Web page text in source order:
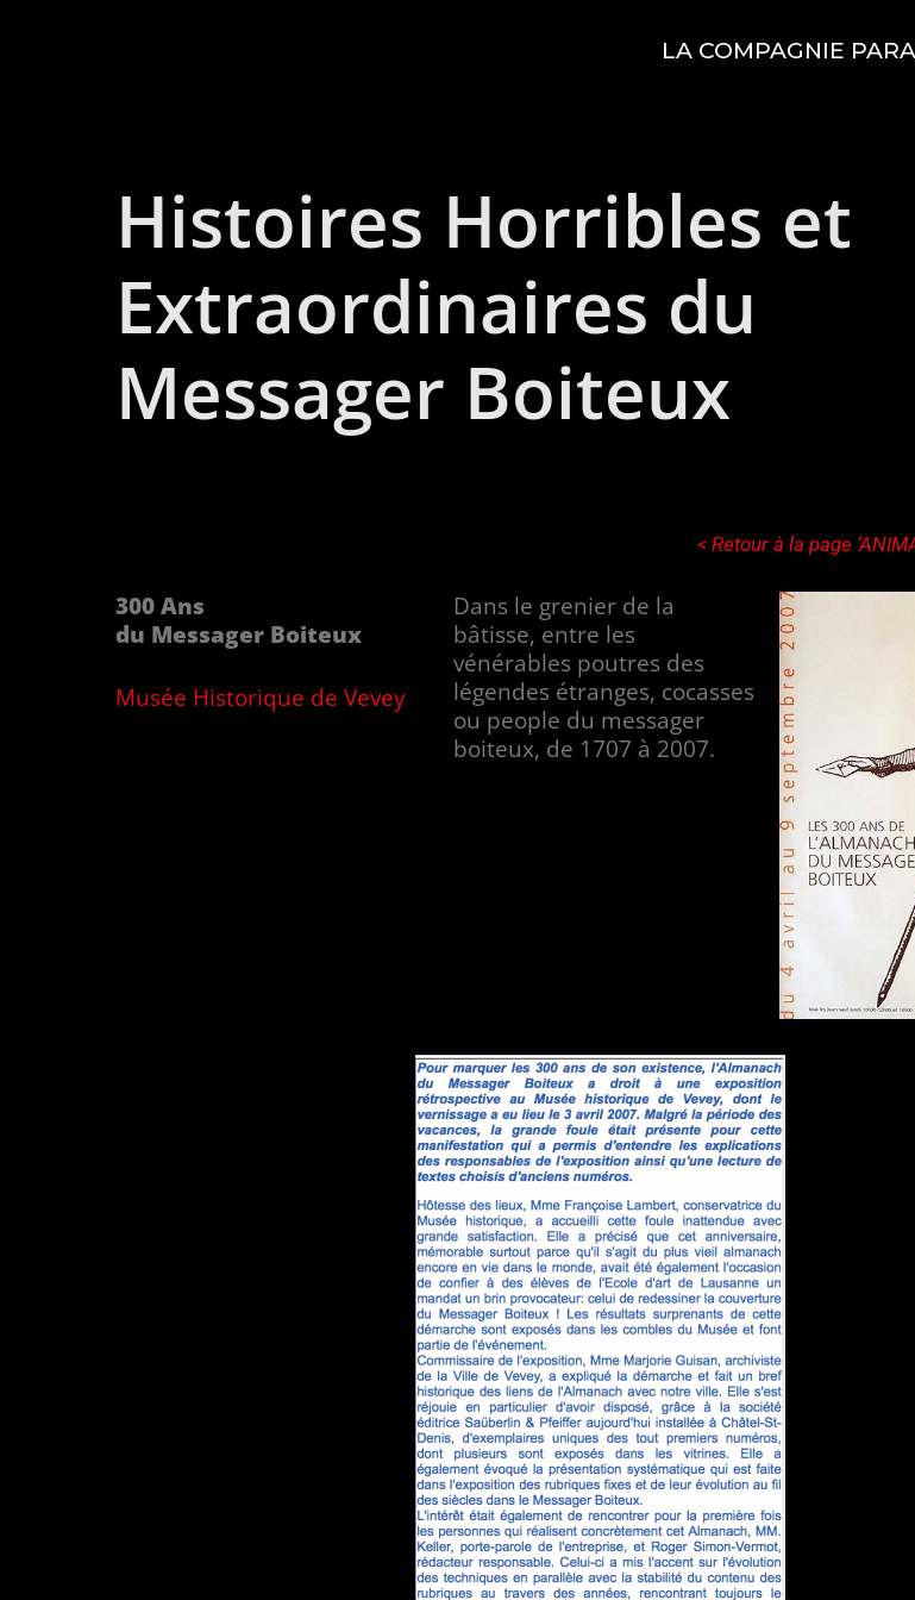
LA COMPAGNIE
Histoires Horribles et
Extraordinaires du
Messager Boiteux
< Retour à la page
300 Ans
du Messager Boiteux
Musée Historique de Vevey
Dans le grenier de la
bâtisse, entre les
vénérables poutres des
légendes étranges, cocasses
ou people du messager
boiteux, de 1707 à 2007.